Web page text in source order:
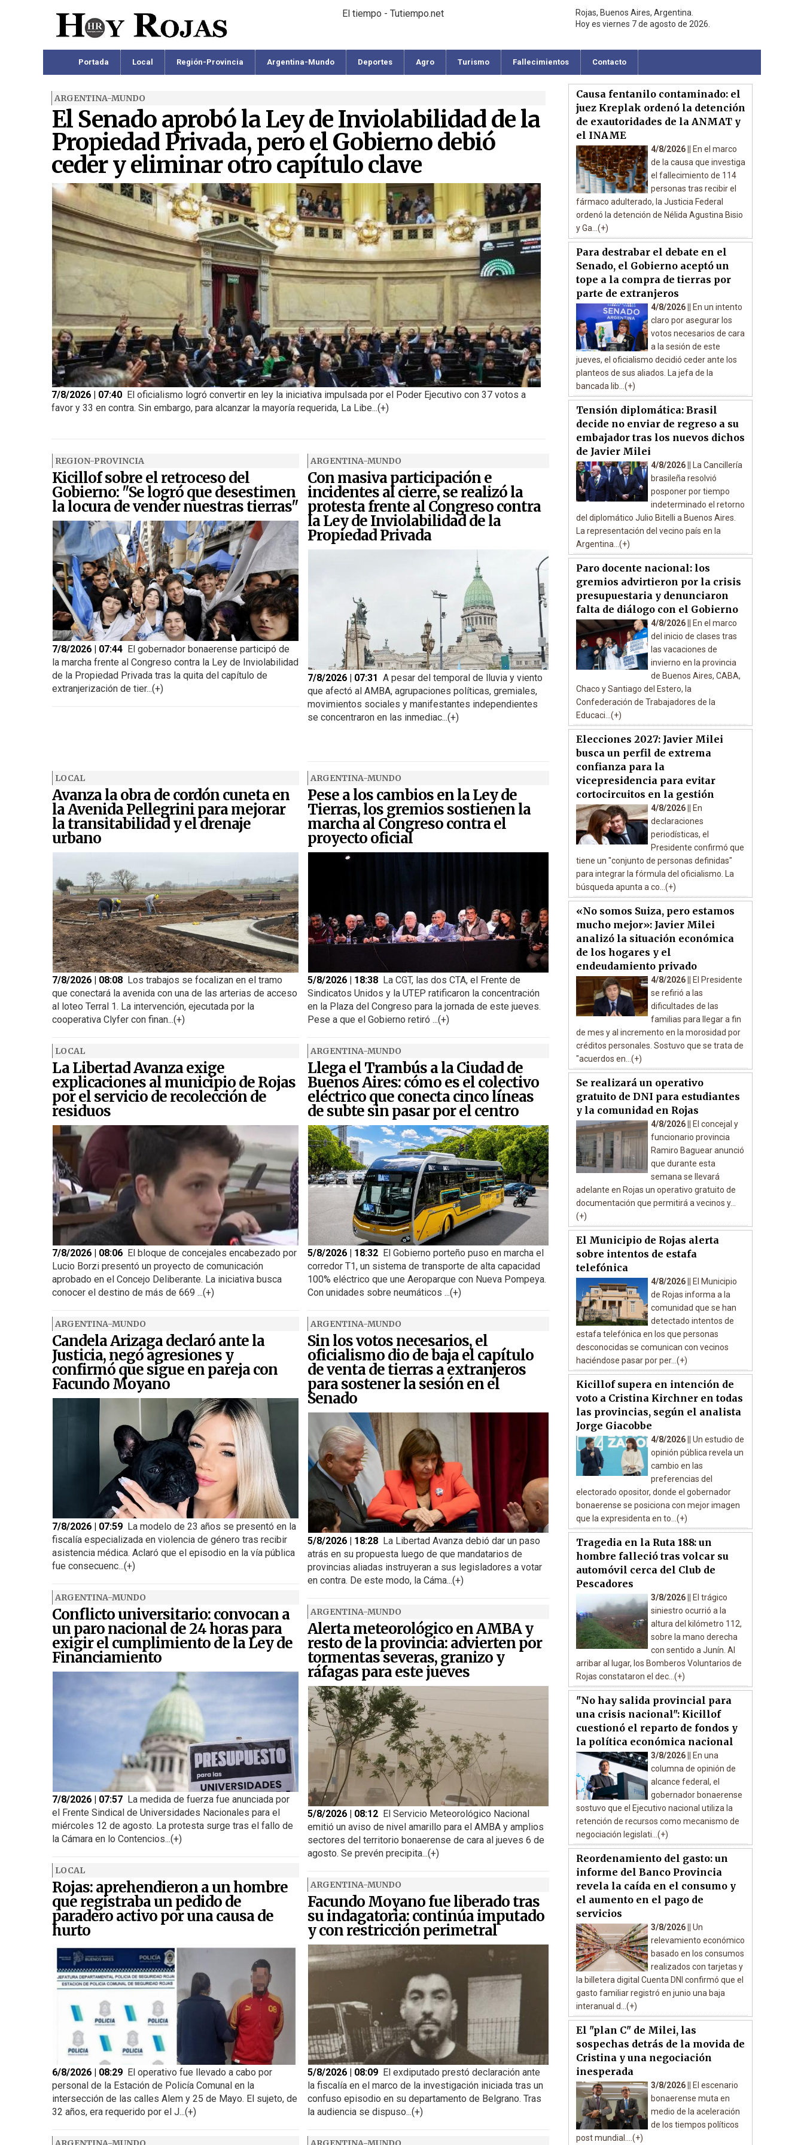
El tiempo - Tutiempo.net
Rojas, Buenos Aires, Argentina.
Hoy es viernes 7 de agosto de 2026.
Portada Local Región-Provincia Argentina-Mundo Deportes Agro Turismo Fallecimientos Contacto
ARGENTINA-MUNDO
El Senado aprobó la Ley de Inviolabilidad de la
Propiedad Privada, pero el Gobierno debió
ceder y eliminar otro capítulo clave
7/8/2026 | 07:40 El oficialismo logró convertir en ley la iniciativa impulsada por el Poder Ejecutivo con 37 votos a
favor y 33 en contra. Sin embargo, para alcanzar la mayoría requerida, La Libe...(+)
REGION-PROVINCIA
Kicillof sobre el retroceso del
Gobierno: "Se logró que desestimen
la locura de vender nuestras tierras"
7/8/2026 | 07:44 El gobernador bonaerense participó de
la marcha frente al Congreso contra la Ley de Inviolabilidad
de la Propiedad Privada tras la quita del capítulo de
extranjerización de tier...(+)
ARGENTINA-MUNDO
Con masiva participación e
incidentes al cierre, se realizó la
protesta frente al Congreso contra
la Ley de Inviolabilidad de la
Propiedad Privada
7/8/2026 | 07:31 A pesar del temporal de lluvia y viento
que afectó al AMBA, agrupaciones políticas, gremiales,
movimientos sociales y manifestantes independientes
se concentraron en las inmediac...(+)
LOCAL
Avanza la obra de cordón cuneta en
la Avenida Pellegrini para mejorar
la transitabilidad y el drenaje
urbano
7/8/2026 | 08:08 Los trabajos se focalizan en el tramo
que conectará la avenida con una de las arterias de acceso
al loteo Terral 1. La intervención, ejecutada por la
cooperativa Clyfer con finan...(+)
LOCAL
La Libertad Avanza exige
explicaciones al municipio de Rojas
por el servicio de recolección de
residuos
7/8/2026 | 08:06 El bloque de concejales encabezado por
Lucio Borzi presentó un proyecto de comunicación
aprobado en el Concejo Deliberante. La iniciativa busca
conocer el destino de más de 669 ...(+)
ARGENTINA-MUNDO
Candela Arizaga declaró ante la
Justicia, negó agresiones y
confirmó que sigue en pareja con
Facundo Moyano
7/8/2026 | 07:59 La modelo de 23 años se presentó en la
fiscalía especializada en violencia de género tras recibir
asistencia médica. Aclaró que el episodio en la vía pública
fue consecuenc...(+)
ARGENTINA-MUNDO
Conflicto universitario: convocan a
un paro nacional de 24 horas para
exigir el cumplimiento de la Ley de
Financiamiento
7/8/2026 | 07:57 La medida de fuerza fue anunciada por
el Frente Sindical de Universidades Nacionales para el
miércoles 12 de agosto. La protesta surge tras el fallo de
la Cámara en lo Contencios...(+)
LOCAL
Rojas: aprehendieron a un hombre
que registraba un pedido de
paradero activo por una causa de
hurto
6/8/2026 | 08:29 El operativo fue llevado a cabo por
personal de la Estación de Policía Comunal en la
intersección de las calles Alem y 25 de Mayo. El sujeto, de
32 años, era requerido por el J...(+)
ARGENTINA-MUNDO
Pese a los cambios en la Ley de
Tierras, los gremios sostienen la
marcha al Congreso contra el
proyecto oficial
5/8/2026 | 18:38 La CGT, las dos CTA, el Frente de
Sindicatos Unidos y la UTEP ratificaron la concentración
en la Plaza del Congreso para la jornada de este jueves.
Pese a que el Gobierno retiró ...(+)
ARGENTINA-MUNDO
Llega el Trambús a la Ciudad de
Buenos Aires: cómo es el colectivo
eléctrico que conecta cinco líneas
de subte sin pasar por el centro
5/8/2026 | 18:32 El Gobierno porteño puso en marcha el
corredor T1, un sistema de transporte de alta capacidad
100% eléctrico que une Aeroparque con Nueva Pompeya.
Con unidades sobre neumáticos ...(+)
ARGENTINA-MUNDO
Sin los votos necesarios, el
oficialismo dio de baja el capítulo
de venta de tierras a extranjeros
para sostener la sesión en el
Senado
5/8/2026 | 18:28 La Libertad Avanza debió dar un paso
atrás en su propuesta luego de que mandatarios de
provincias aliadas instruyeran a sus legisladores a votar
en contra. De este modo, la Cáma...(+)
ARGENTINA-MUNDO
Alerta meteorológico en AMBA y
resto de la provincia: advierten por
tormentas severas, granizo y
ráfagas para este jueves
5/8/2026 | 08:12 El Servicio Meteorológico Nacional
emitió un aviso de nivel amarillo para el AMBA y amplios
sectores del territorio bonaerense de cara al jueves 6 de
agosto. Se prevén precipita...(+)
ARGENTINA-MUNDO
Facundo Moyano fue liberado tras
su indagatoria: continúa imputado
y con restricción perimetral
5/8/2026 | 08:09 El exdiputado prestó declaración ante
la fiscalía en el marco de la investigación iniciada tras un
confuso episodio en su departamento de Belgrano. Tras
la audiencia se dispuso...(+)
Causa fentanilo contaminado: el
juez Kreplak ordenó la detención
de exautoridades de la ANMAT y
el INAME
4/8/2026 ||
En el marco
de la causa que investiga
el fallecimiento de 114
personas tras recibir el
fármaco adulterado, la Justicia Federal
ordenó la detención de Nélida Agustina Bisio
y Ga...(+)
Para destrabar el debate en el
Senado, el Gobierno aceptó un
tope a la compra de tierras por
parte de extranjeros
4/8/2026 ||
En un intento
claro por asegurar los
votos necesarios de cara
a la sesión de este
jueves, el oficialismo decidió ceder ante los
planteos de sus aliados. La jefa de la
bancada lib...(+)
Tensión diplomática: Brasil
decide no enviar de regreso a su
embajador tras los nuevos dichos
de Javier Milei
4/8/2026 ||
La Cancillería
brasileña resolvió
posponer por tiempo
indeterminado el retorno
del diplomático Julio Bitelli a Buenos Aires.
La representación del vecino país en la
Argentina...(+)
Paro docente nacional: los
gremios advirtieron por la crisis
presupuestaria y denunciaron
falta de diálogo con el Gobierno
4/8/2026 ||
En el marco
del inicio de clases tras
las vacaciones de
invierno en la provincia
de Buenos Aires, CABA,
Chaco y Santiago del Estero, la
Confederación de Trabajadores de la
Educaci...(+)
Elecciones 2027: Javier Milei
busca un perfil de extrema
confianza para la
vicepresidencia para evitar
cortocircuitos en la gestión
4/8/2026 ||
En
declaraciones
periodísticas, el
Presidente confirmó que
tiene un "conjunto de personas definidas"
para integrar la fórmula del oficialismo. La
búsqueda apunta a co...(+)
«No somos Suiza, pero estamos
mucho mejor»: Javier Milei
analizó la situación económica
de los hogares y el
endeudamiento privado
4/8/2026 ||
El Presidente
se refirió a las
dificultades de las
familias para llegar a fin
de mes y al incremento en la morosidad por
créditos personales. Sostuvo que se trata de
"acuerdos en...(+)
Se realizará un operativo
gratuito de DNI para estudiantes
y la comunidad en Rojas
4/8/2026 ||
El concejal y
funcionario provincia
Ramiro Baguear anunció
que durante esta
semana se llevará
adelante en Rojas un operativo gratuito de
documentación que permitirá a vecinos y...
(+)
El Municipio de Rojas alerta
sobre intentos de estafa
telefónica
4/8/2026 ||
El Municipio
de Rojas informa a la
comunidad que se han
detectado intentos de
estafa telefónica en los que personas
desconocidas se comunican con vecinos
haciéndose pasar por per...(+)
Kicillof supera en intención de
voto a Cristina Kirchner en todas
las provincias, según el analista
Jorge Giacobbe
4/8/2026 || Un estudio de
opinión pública revela un
cambio en las
preferencias del
electorado opositor, donde el gobernador
bonaerense se posiciona con mejor imagen
que la expresidenta en to...(+)
Tragedia en la Ruta 188: un
hombre falleció tras volcar su
automóvil cerca del Club de
Pescadores
3/8/2026 ||
El trágico
siniestro ocurrió a la
altura del kilómetro 112,
sobre la mano derecha
con sentido a Junín. Al
arribar al lugar, los Bomberos Voluntarios de
Rojas constataron el dec...(+)
"No hay salida provincial para
una crisis nacional": Kicillof
cuestionó el reparto de fondos y
la política económica nacional
3/8/2026 ||
En una
columna de opinión de
alcance federal, el
gobernador bonaerense
sostuvo que el Ejecutivo nacional utiliza la
retención de recursos como mecanismo de
negociación legislati...(+)
Reordenamiento del gasto: un
informe del Banco Provincia
revela la caída en el consumo y
el aumento en el pago de
servicios
3/8/2026 || Un
relevamiento económico
basado en los consumos
realizados con tarjetas y
la billetera digital Cuenta DNI confirmó que el
gasto familiar registró en junio una baja
interanual d...(+)
El "plan C" de Milei, las
sospechas detrás de la movida de
Cristina y una negociación
inesperada
3/8/2026 ||
El escenario
bonaerense muta en
medio de la aceleración
de los tiempos políticos
post mundial....(+)